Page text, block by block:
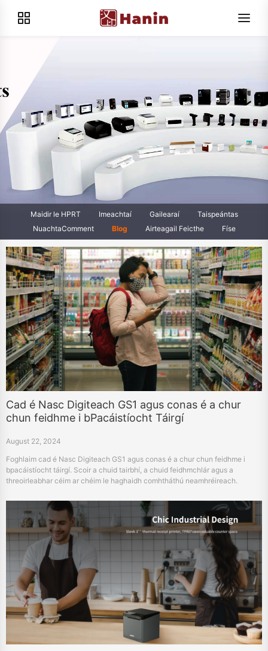
Maidir le HPRT Imeachtaí Gailearaí
Taispeántas
NuachtaComment
Blog Airteagail Feicthe Físe
Cad é Nasc Digiteach GS1 agus conas é a chur
chun feidhme i bPacáistíocht Táirgí
August 22, 2024
Foghlaim cad é Nasc Digiteach GS1 agus conas é a chur chun feidhme i
bpacáistíocht táirgí. Scoir a chuid tairbhí, a chuid feidhmchlár agus a
threoirleabhar céim ar chéim le haghaidh comhtháthú neamhréireach.